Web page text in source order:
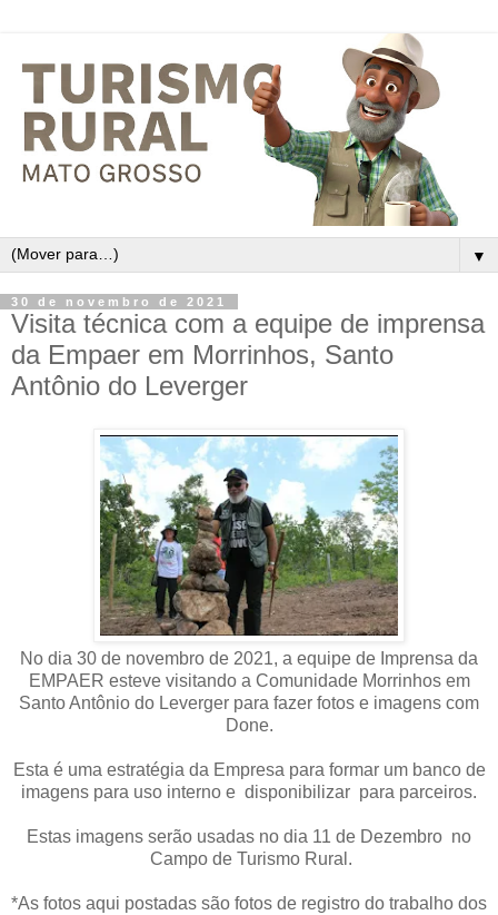
▼
30 de novembro de 2021
Visita técnica com a equipe de imprensa
da Empaer em Morrinhos, Santo
Antônio do Leverger
No dia 30 de novembro de 2021, a equipe de Imprensa da
EMPAER esteve visitando a Comunidade Morrinhos em
Santo Antônio do Leverger para fazer fotos e imagens com
Done.
Esta é uma estratégia da Empresa para formar um banco de
imagens para uso interno e disponibilizar para parceiros.
Estas imagens serão usadas no dia 11 de Dezembro no
Campo de Turismo Rural.
*As fotos aqui postadas são fotos de registro do trabalho dos